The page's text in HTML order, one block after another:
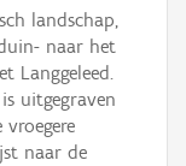
landschap,
naar het
Langgeleed.
uitgegraven
naar de